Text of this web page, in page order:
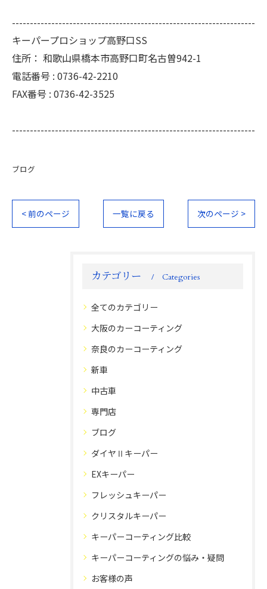
--------------------------------------------------------------------
キーパープロショップ高野口SS
住所： 和歌山県橋本市高野口町名古曽942-1
電話番号 : 0736-42-2210
FAX番号 : 0736-42-3525
--------------------------------------------------------------------
ブログ
< 前のページ 一覧に戻る 次のページ >
カテゴリー Categories
全てのカテゴリー
大阪のカーコーティング
奈良のカーコーティング
新車
中古車
専門店
ブログ
ダイヤⅡキーパー
EXキーパー
フレッシュキーパー
クリスタルキーパー
キーパーコーティング比較
キーパーコーティングの悩み・疑問
お客様の声